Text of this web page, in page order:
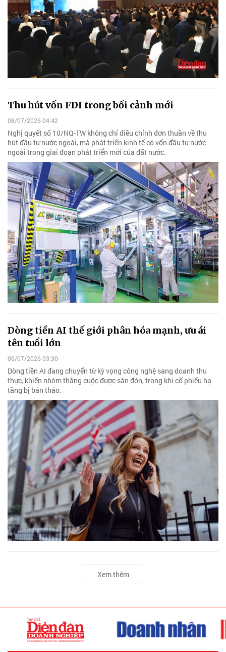
Thu hút vốn FDI trong bối cảnh mới
08/07/2026 04:42
Nghị quyết số 10/NQ-TW không chỉ điều chỉnh đơn thuần về thu
hút đầu tư nước ngoài, mà phát triển kinh tế có vốn đầu tư nước
ngoài trong giai đoạn phát triển mới của đất nước.
Dòng tiền AI thế giới phân hóa mạnh, ưu ái
tên tuổi lớn
06/07/2026 03:30
Dòng tiền AI đang chuyển từ kỳ vọng công nghệ sang doanh thu
thực, khiến nhóm thắng cuộc được săn đón, trong khi cổ phiếu hạ
tầng bị bán tháo.
Xem thêm